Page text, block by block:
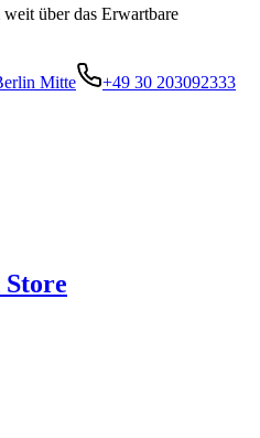
über das Erwartbare
Mitte
+49 30 203092333
Store